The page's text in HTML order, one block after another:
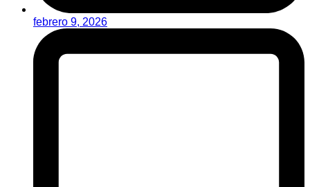
febrero 9, 2026